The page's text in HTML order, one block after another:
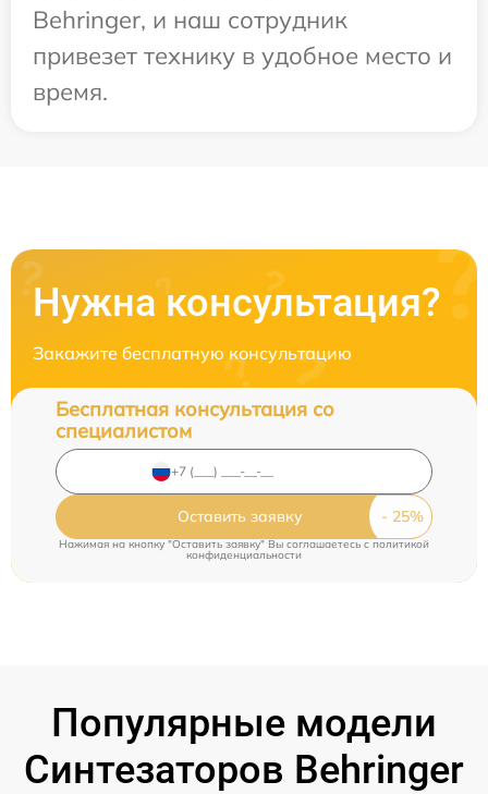
Behringer, и наш сотрудник
привезет технику в удобное место и
время.
Нужна консультация?
Закажите бесплатную консультацию
Бесплатная консультация со
специалистом
Оставить заявку
Нажимая на кнопку "Оставить заявку" Вы соглашаетесь cполитикой
конфиденциальности
Популярные модели
Синтезаторов Behringer